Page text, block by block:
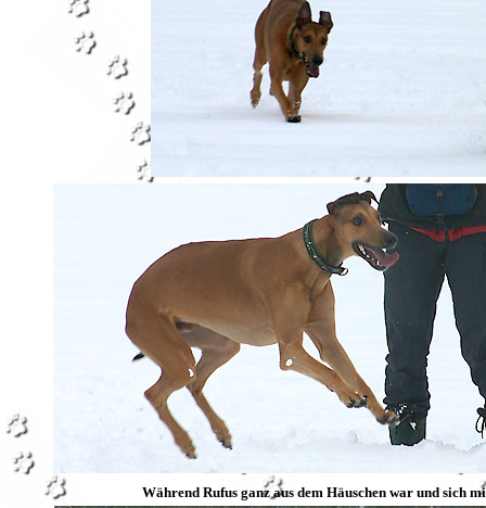
Während Rufus ganz aus dem Häuschen war und sich